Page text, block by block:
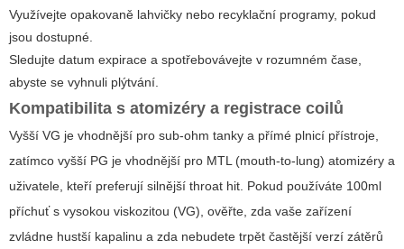
Využívejte opakovaně lahvičky nebo recyklační programy, pokud
jsou dostupné.
Sledujte datum expirace a spotřebovávejte v rozumném čase,
abyste se vyhnuli plýtvání.
Kompatibilita s atomizéry a registrace coilů
Vyšší VG je vhodnější pro sub-ohm tanky a přímé plnicí přístroje,
zatímco vyšší PG je vhodnější pro MTL (mouth-to-lung) atomizéry a
uživatele, kteří preferují silnější throat hit. Pokud používáte 100ml
příchuť s vysokou viskozitou (VG), ověřte, zda vaše zařízení
zvládne hustší kapalinu a zda nebudete trpět častější verzí zátěrů